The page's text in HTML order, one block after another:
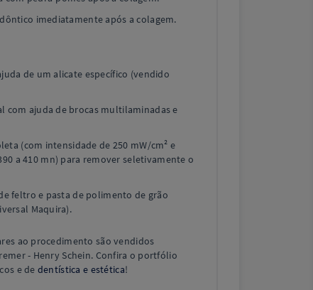
imediatamente após a colagem.
de um alicate específico (vendido
com ajuda de brocas multilaminadas e
(com intensidade de 250 mW/cm² e
a 410 mn) para remover seletivamente o
feltro e pasta de polimento de grão
Maquira).
ao procedimento são vendidos
- Henry Schein. Confira o portfólio
e de dentística e estética!